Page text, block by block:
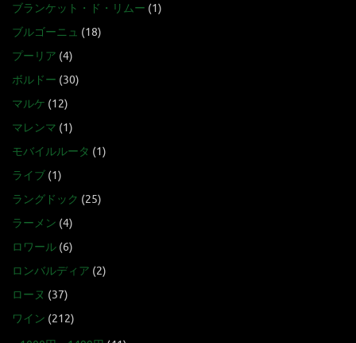
ブランケット・ド・リムー (1)
ブルゴーニュ (18)
プーリア (4)
ボルドー (30)
マルケ (12)
マレンマ (1)
モバイルルータ (1)
ライブ (1)
ラングドック (25)
ラーメン (4)
ロワール (6)
ロンバルディア (2)
ローヌ (37)
ワイン (212)